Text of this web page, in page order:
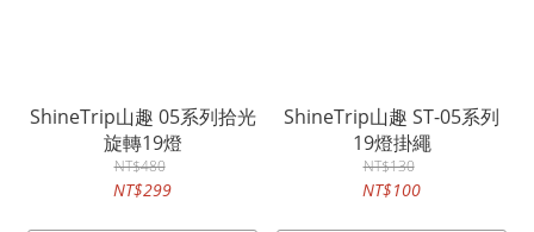
ShineTrip山趣 05系列拾光
旋轉19燈
NT$480
NT$299
ShineTrip山趣 ST-05系列
19燈掛繩
NT$130
NT$100